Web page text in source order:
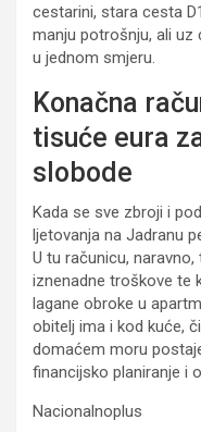
cestarini, stara cesta
manju potrošnju, ali uz
u jednom smjeru.
Konačna
tisuće eura
slobode
Kada se sve zbroji i
ljetovanja na Jadranu
U tu računicu,
iznenadne troškove te
lagane obroke u
obitelj ima i kod kuće,
domaćem moru
financijsko planiranje i
Nacionalnoplus